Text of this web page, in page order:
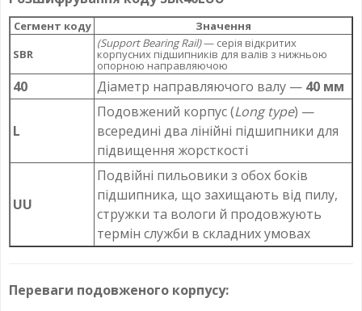
Сегмент коду
Значення
SBR
(Support Bearing Rail)— серія відкритих
корпусних підшипників для валів з нижньою
опорною направляючою
40 Діаметр направляючого валу — 40 мм
L
Подовжений корпус (Long type) —
всередині два лінійні підшипники для
підвищення жорсткості
UU
Подвійні пильовики з обох боків
підшипника, що захищають від пилу,
стружки та вологи й продовжують
термін служби в складних умовах
Переваги подовженого корпусу: